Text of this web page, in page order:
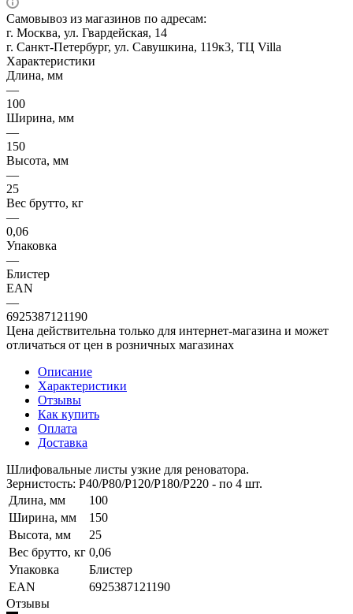
Самовывоз из магазинов по адресам:
г. Москва, ул. Гвардейская, 14
г. Санкт-Петербург, ул. Савушкина, 119к3, ТЦ Villa
Характеристики
Длина, мм
—
100
Ширина, мм
—
150
Высота, мм
—
25
Вес брутто, кг
—
0,06
Упаковка
—
Блистер
EAN
—
6925387121190
Цена действительна только для интернет-магазина и может
отличаться от цен в розничных магазинах
Описание
Характеристики
Отзывы
Как купить
Оплата
Доставка
Шлифовальные листы узкие для реноватора.
Зернистость: P40/P80/P120/P180/P220 - по 4 шт.
Длина, мм
100
Ширина, мм
150
Высота, мм
25
Вес брутто, кг 0,06
Упаковка
Блистер
EAN
6925387121190
Отзывы